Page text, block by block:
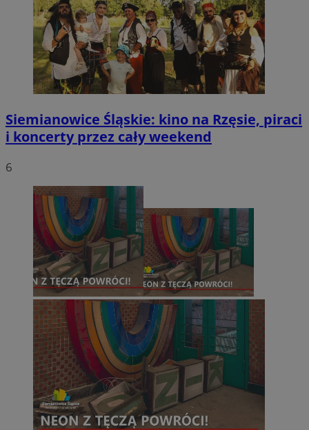
Siemianowice Śląskie: kino na Rzęsie, piraci
i koncerty przez cały weekend
6